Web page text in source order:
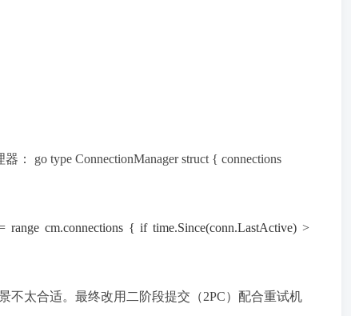
go type ConnectionManager struct { connections
cm.connections { if time.Since(conn.LastActive) >
不太合适。最终改用二阶段提交（2PC）配合重试机